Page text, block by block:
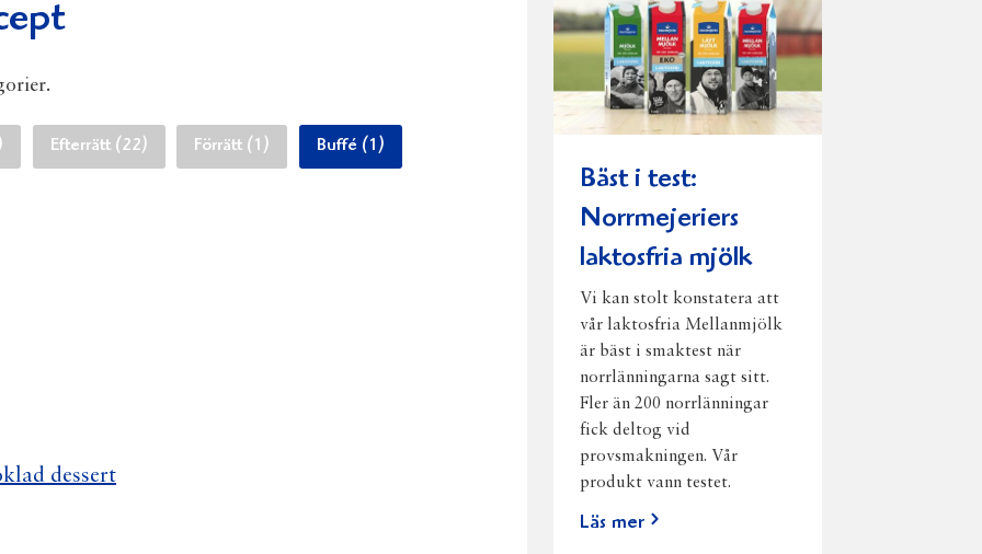
Efterrätt (22) Förrätt (1) Buffé (1)
dessert
Bäst i test:
Norrmejeriers
laktosfria mjölk
Vi kan stolt konstatera att
vår laktosfria Mellanmjölk
är bäst i smaktest när
norrlänningarna sagt sitt.
Fler än 200 norrlänningar
fick deltog vid
provsmakningen. Vår
produkt vann testet.
Läs mer